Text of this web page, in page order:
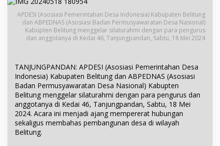
APDESI (Asosiasi Pemerintahan Desa Indonesia) Kabupaten Belitung
dan ABPEDNAS (Asosiasi Badan Permusyawaratan Desa Nasional)
Kabupten Belitung menggelar silaturahmi dengan para pengurus
dan anggotanya di Kedai 46, Tanjungpandan, Sabtu, 18 Mei 2024
TANJUNGPANDAN: APDESI (Asosiasi Pemerintahan Desa
Indonesia) Kabupaten Belitung dan ABPEDNAS (Asosiasi
Badan Permusyawaratan Desa Nasional) Kabupten
Belitung menggelar silaturahmi dengan para pengurus dan
anggotanya di Kedai 46, Tanjungpandan, Sabtu, 18 Mei
2024. Acara ini menjadi ajang mempererat hubungan
sekaligus membahas pembangunan desa di wilayah
Belitung.